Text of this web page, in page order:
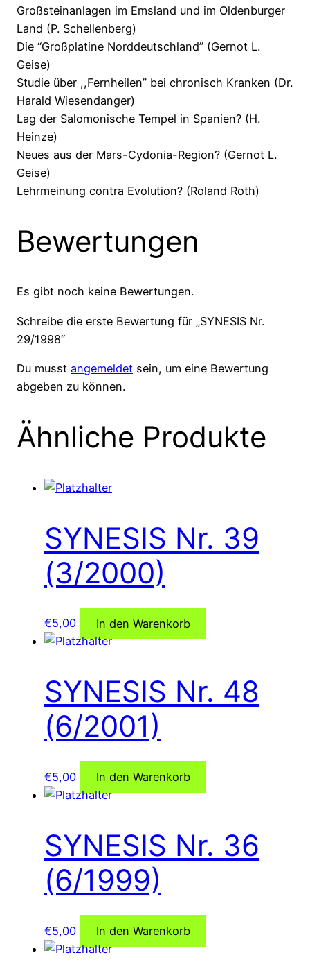
Großsteinanlagen im Emsland und im Oldenburger
Land (P. Schellenberg)
Die “Großplatine Norddeutschland” (Gernot L.
Geise)
Studie über ,,Fernheilen” bei chronisch Kranken (Dr.
Harald Wiesendanger)
Lag der Salomonische Tempel in Spanien? (H.
Heinze)
Neues aus der Mars-Cydonia-Region? (Gernot L.
Geise)
Lehrmeinung contra Evolution? (Roland Roth)
Bewertungen
Es gibt noch keine Bewertungen.
Schreibe die erste Bewertung für „SYNESIS Nr.
29/1998“
Du musst angemeldet sein, um eine Bewertung
abgeben zu können.
Ähnliche Produkte
SYNESIS Nr. 39
(3/2000)
€5,00 In den Warenkorb
SYNESIS Nr. 48
(6/2001)
€5,00 In den Warenkorb
SYNESIS Nr. 36
(6/1999)
€5,00 In den Warenkorb